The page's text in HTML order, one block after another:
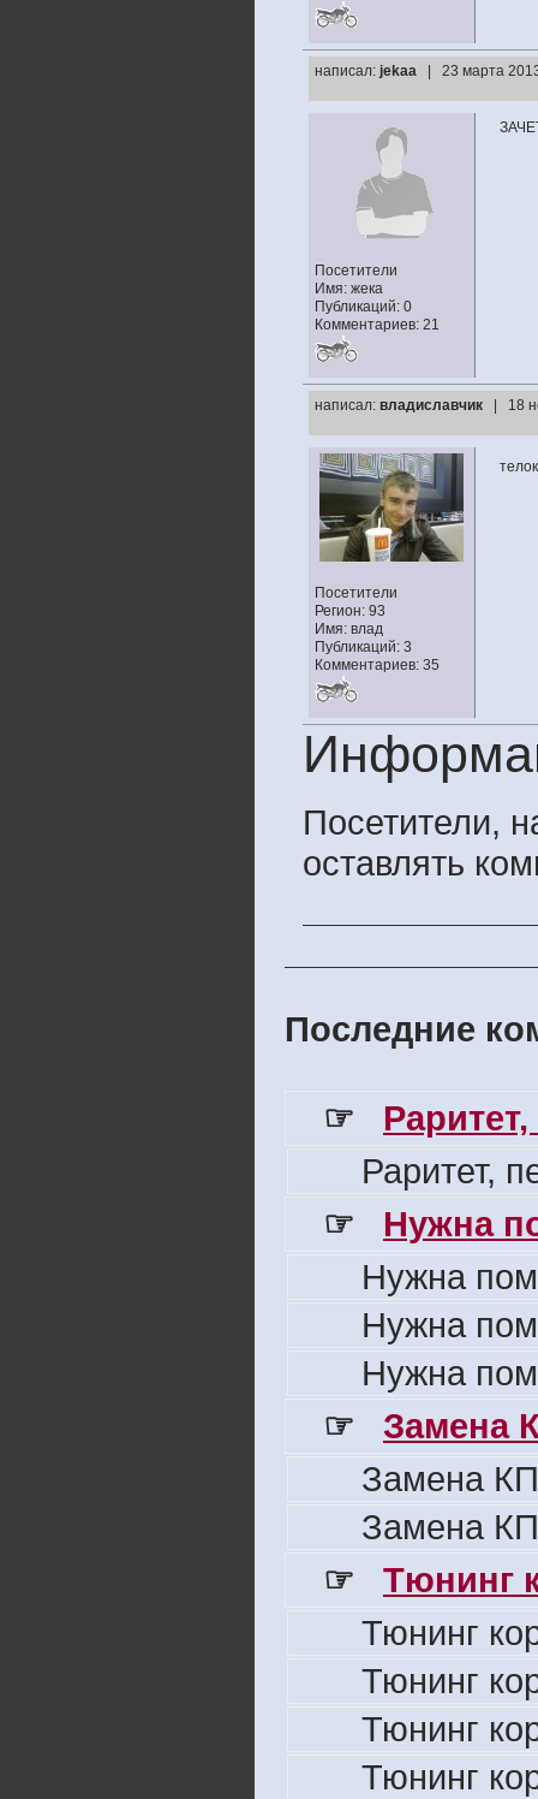
написал: jekaa | 23 марта
Посетители
Имя: жека
Публикаций: 0
Комментариев: 21
написал: владиславчик | 18
Посетители
Регион: 93
Имя: влад
Публикаций: 3
Комментариев: 35
Посетители,
оставлять
Последние
☞
Раритет,
☞
Нужна
Нужна
Нужна
Нужна
☞
Замена
Замена
Замена
☞
Тюнинг
Тюнинг
Тюнинг
Тюнинг
Тюнинг